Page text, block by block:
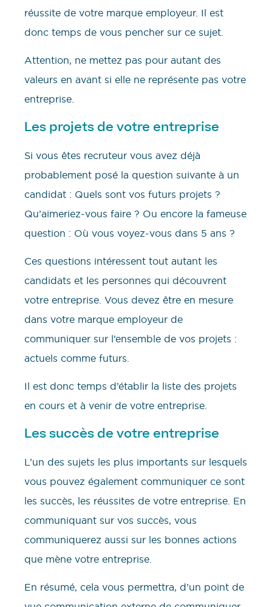
réussite de votre marque employeur. Il est
donc temps de vous pencher sur ce sujet.
Attention, ne mettez pas pour autant des
valeurs en avant si elle ne représente pas votre
entreprise.
Les projets de votre entreprise
Si vous êtes recruteur vous avez déjà
probablement posé la question suivante à un
candidat : Quels sont vos futurs projets ?
Qu’aimeriez-vous faire ? Ou encore la fameuse
question : Où vous voyez-vous dans 5 ans ?
Ces questions intéressent tout autant les
candidats et les personnes qui découvrent
votre entreprise. Vous devez être en mesure
dans votre marque employeur de
communiquer sur l’ensemble de vos projets :
actuels comme futurs.
Il est donc temps d’établir la liste des projets
en cours et à venir de votre entreprise.
Les succès de votre entreprise
L’un des sujets les plus importants sur lesquels
vous pouvez également communiquer ce sont
les succès, les réussites de votre entreprise. En
communiquant sur vos succès, vous
communiquerez aussi sur les bonnes actions
que mène votre entreprise.
En résumé, cela vous permettra, d’un point de